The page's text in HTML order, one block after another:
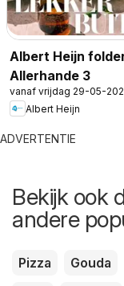
Albert Heijn
Allerhande 3
vanaf vrijdag 29-05-
Albert Heijn
ADVERTENTIE
Bekijk ook
andere
Pizza Gouda